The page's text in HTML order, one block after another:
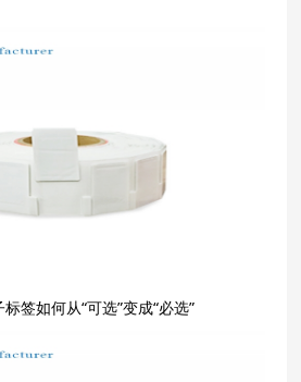
签如何从“可选”变成“必选”